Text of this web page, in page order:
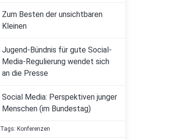
Zum Besten der unsichtbaren
Kleinen
Jugend-Bündnis für gute Social-
Media-Regulierung wendet sich
an die Presse
Social Media: Perspektiven junger
Menschen (im Bundestag)
Tags: Konferenzen